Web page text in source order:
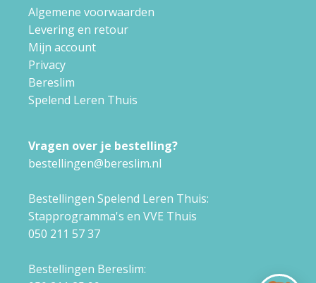
Algemene voorwaarden
Levering en retour
Mijn account
Privacy
Bereslim
Spelend Leren Thuis
Vragen over je bestelling?
bestellingen@bereslim.nl
Bestellingen Spelend Leren Thuis:
Stapprogramma's en VVE Thuis
050 211 57 37
Bestellingen Bereslim: